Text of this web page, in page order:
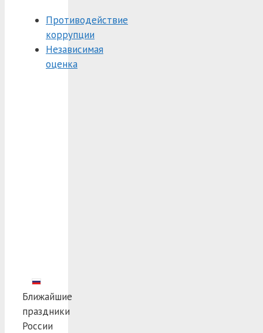
Противодействие
коррупции
Независимая
оценка
Ближайшие
праздники
России